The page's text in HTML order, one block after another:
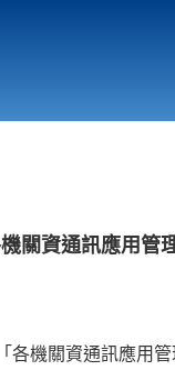
關資通訊應用管
各機關資通訊應用